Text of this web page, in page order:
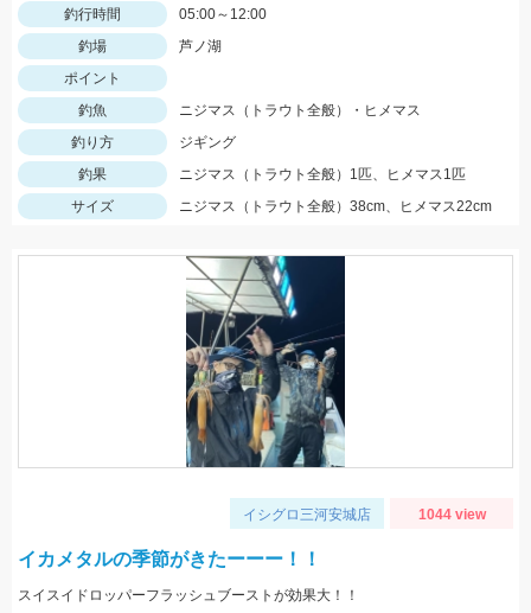
釣行時間
05:00～12:00
釣場
芦ノ湖
ポイント
釣魚
ニジマス（トラウト全般）・ヒメマス
釣り方
ジギング
釣果
ニジマス（トラウト全般）1匹、ヒメマス1匹
サイズ
ニジマス（トラウト全般）38cm、ヒメマス22cm
イシグロ三河安城店 1044 view
イカメタルの季節がきたーーー！！
スイスイドロッパーフラッシュブーストが効果大！！